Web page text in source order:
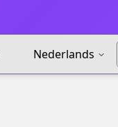
Nederlands